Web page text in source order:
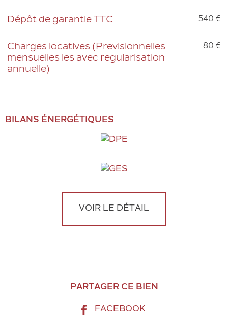
Dépôt de garantie TTC 540 €
Charges locatives (Previsionnelles
mensuelles les avec regularisation
annuelle)
80 €
BILANS ÉNERGÉTIQUES
VOIR LE DÉTAIL
PARTAGER CE BIEN
FACEBOOK